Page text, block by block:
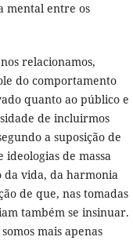
mental entre os
relacionamos,
do comportamento
quanto ao público e
de incluirmos
a suposição de
de massa
da vida, da harmonia
de que, nas tomadas
também se insinuar.
mais apenas